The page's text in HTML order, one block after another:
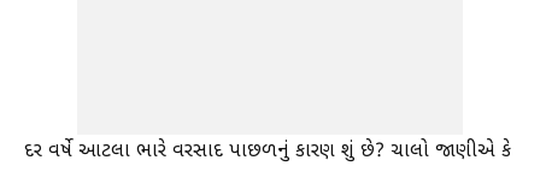
દર વર્ષે આટલા ભારે વરસાદ પાછળનું કારણ શું છે? ચાલો જાણીએ કે